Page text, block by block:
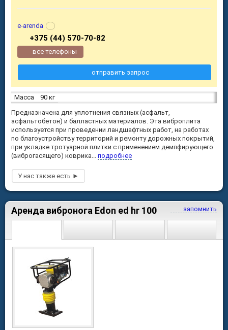
Масса
90 кг
Предназначена для уплотнения связных (асфальт,
асфальтобетон) и балластных материалов. Эта виброплита
используется при проведении ландшафтных работ, на работах
по благоустройству территорий и ремонту дорожных покрытий,
при укладке тротуарной плитки с применением демпфирующего
(виброгасящего) коврика... подробнее
e-arenda
+375 (44) 570-70-82
все телефоны
отправить запрос
запомнить
Аренда вибронога Edon ed hr 100